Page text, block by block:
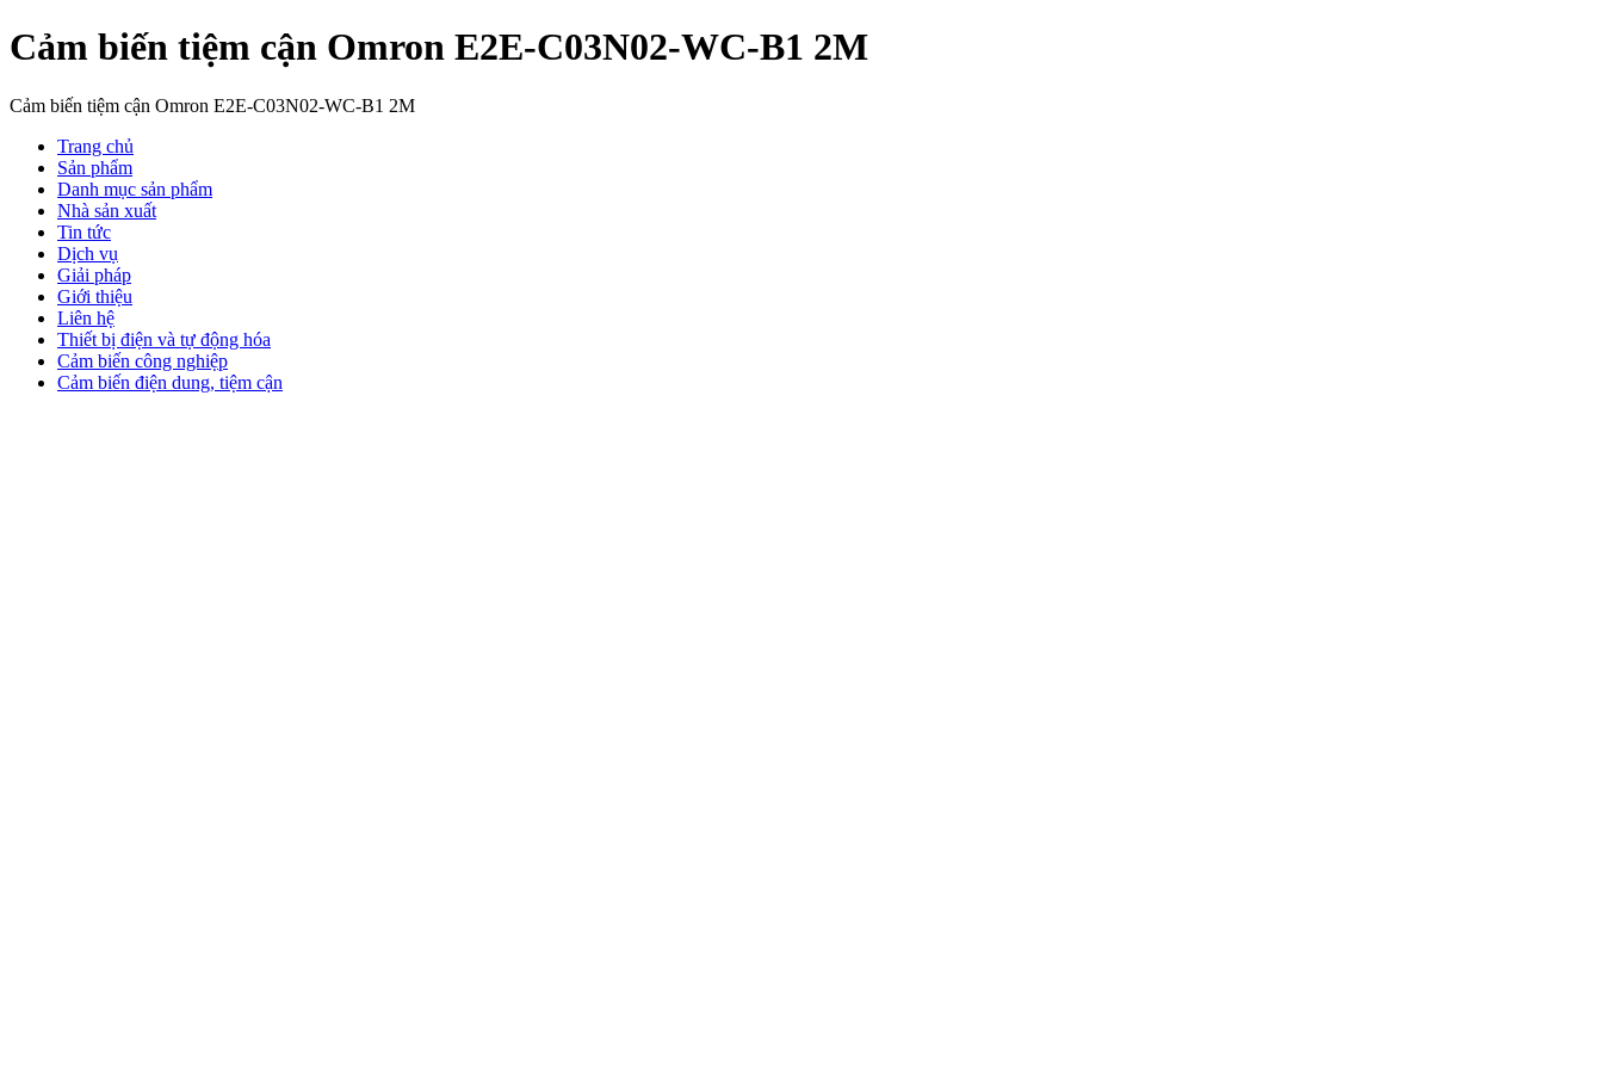
Cảm biến tiệm cận Omron E2E-C03N02-WC-B1 2M
Cảm biến tiệm cận Omron E2E-C03N02-WC-B1 2M
Trang chủ
Sản phẩm
Danh mục sản phẩm
Nhà sản xuất
Tin tức
Dịch vụ
Giải pháp
Giới thiệu
Liên hệ
Thiết bị điện và tự động hóa
Cảm biến công nghiệp
Cảm biến điện dung, tiệm cận